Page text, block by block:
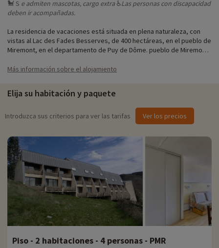
🐩 S e admiten mascotas, cargo extra ♿Las personas con discapacidad
deben ir acompañadas.
La residencia de vacaciones está situada en plena naturaleza, con
vistas al Lac des Fades Besserves, de 400 hectáreas, en el pueblo de
Miremont, en el departamento de Puy de Dôme. pueblo de Miremont
volcanes, gargantas, lagos y ríos la cordillera de los Puys, patrimonio
Te alojarás en apartamentos totalmente equipados para un máximo
de 5 personas. Podrás refrescarte en la piscina exterior de la
residencia. Para los amantes de la natación natural, el lago de Fades
♥i Nuestra actividad preferida
- con suplemento y reservable en
línea con tarifa preferente- Centro de ocio Confolant
' Situado a 200 m
' Parque deportivo hinchable
' Parque infantil
' Piscinas
' Barcos de remos, canoas y pedales
polideportiva, etc.)
Más información sobre el alojamiento
Elija su habitación y paquete
Introduzca sus criterios para ver las tarifas Ver los precios
Piso - 2 habitaciones - 4 personas - PMR